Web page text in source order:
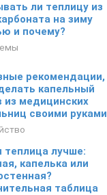
ли теплицу из
на зиму
и почему?
рекомендации,
капельный
из медицинских
своими руками
теплица лучше:
капелька или
таблица